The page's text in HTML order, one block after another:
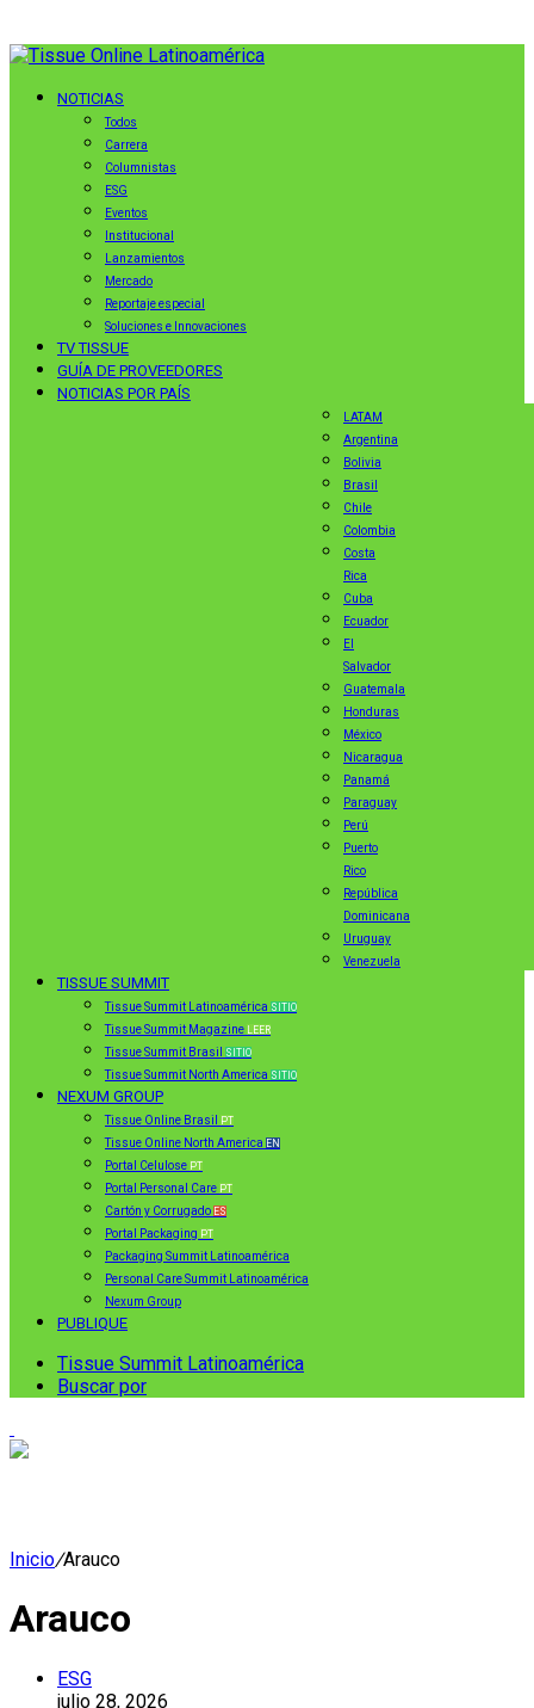
NOTICIAS
Todos
Carrera
Columnistas
ESG
Eventos
Institucional
Lanzamientos
Mercado
Reportaje especial
Soluciones e Innovaciones
TV TISSUE
GUÍA DE PROVEEDORES
NOTICIAS POR PAÍS
LATAM
Argentina
Bolivia
Brasil
Chile
Colombia
Costa
Rica
Cuba
Ecuador
El
Salvador
Guatemala
Honduras
México
Nicaragua
Panamá
Paraguay
Perú
Puerto
Rico
República
Dominicana
Uruguay
Venezuela
TISSUE SUMMIT
Tissue Summit Latinoamérica SITIO
Tissue Summit Magazine LEER
Tissue Summit Brasil SITIO
Tissue Summit North America SITIO
NEXUM GROUP
Tissue Online Brasil PT
Tissue Online North America EN
Portal Celulose PT
Portal Personal Care PT
Cartón y Corrugado ES
Portal Packaging PT
Packaging Summit Latinoamérica
Personal Care Summit Latinoamérica
Nexum Group
PUBLIQUE
Tissue Summit Latinoamérica
Buscar por
Inicio/Arauco
Arauco
ESG
julio 28, 2026